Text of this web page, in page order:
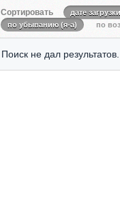
Сортировать
дате загрузки
по убыванию (я-а)
по
Поиск не дал результатов.